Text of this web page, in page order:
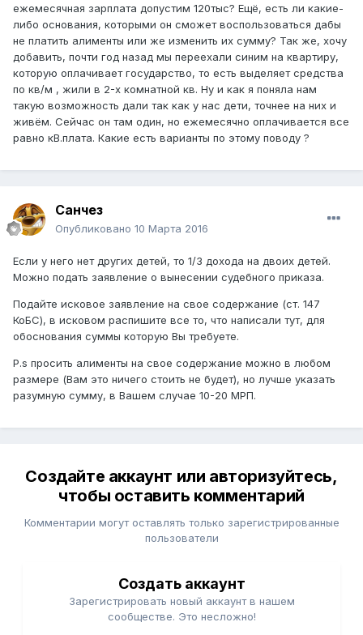
ежемесячная зарплата допустим 120тыс? Ещё, есть ли какие-
либо основания, которыми он сможет воспользоваться дабы
не платить алименты или же изменить их сумму? Так же, хочу
добавить, почти год назад мы переехали синим на квартиру,
которую оплачивает государство, то есть выделяет средства
по кв/м , жили в 2-х комнатной кв. Ну и как я поняла нам
такую возможность дали так как у нас дети, точнее на них и
живём. Сейчас он там один, но ежемесячно оплачивается все
равно кВ.плата. Какие есть варианты по этому поводу ?
Санчез
Опубликовано 10 Марта 2016
Если у него нет других детей, то 1/3 дохода на двоих детей.
Можно подать заявление о вынесении судебного приказа.
Подайте исковое заявление на свое содержание (ст. 147
КоБС), в исковом распишите все то, что написали тут, для
обоснования суммы которую Вы требуете.
P.s просить алименты на свое содержание можно в любом
размере (Вам это ничего стоить не будет), но лучше указать
разумную сумму, в Вашем случае 10-20 МРП.
Создайте аккаунт или авторизуйтесь,
чтобы оставить комментарий
Комментарии могут оставлять только зарегистрированные
пользователи
Создать аккаунт
Зарегистрировать новый аккаунт в нашем
сообществе. Это несложно!